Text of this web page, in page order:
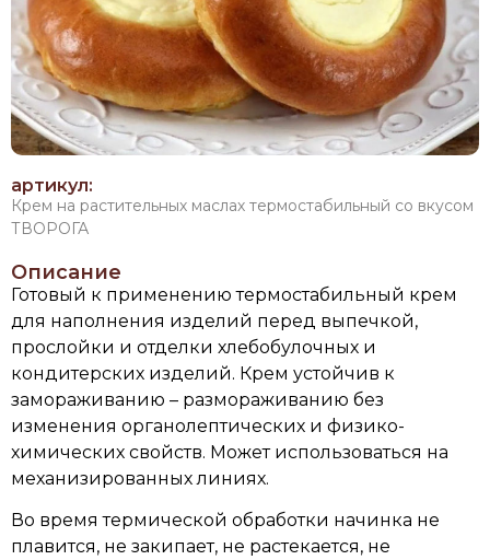
артикул:
Крем на растительных маслах термостабильный со вкусом
ТВОРОГА
Описание
Готовый к применению термостабильный крем
для наполнения изделий перед выпечкой,
прослойки и отделки хлебобулочных и
кондитерских изделий. Крем устойчив к
замораживанию – размораживанию без
изменения органолептических и физико-
химических свойств. Может использоваться на
механизированных линиях.
Во время термической обработки начинка не
плавится, не закипает, не растекается, не